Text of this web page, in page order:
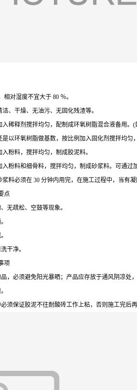
对湿度不宜大于 80 ％。
干燥、无油污、无固化残渣等。
释剂搅拌均匀，配制成环氧树脂混合液备用。
环氧树脂做基数，按比例加入固化剂搅拌均匀，
料，搅拌均匀，制成胶泥料。
料和细骨料，搅拌均匀，制成砂浆料。可通过
必须在 30 分钟内用完，在施工过程中，当有凝
点
疏松、空鼓等现象。
干净。
项
必须避免阳光暴晒；产品应存放于通风阴凉处，
保证胶泥不往耐酸砖工作上粘，否则施工完后